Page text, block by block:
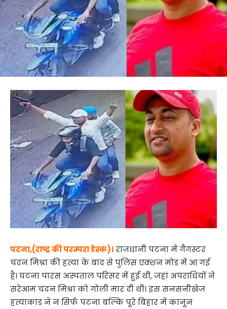
पटना,(राष्ट्र की परम्परा डेस्क)।राजधानी पटना में गैंगस्टर
चंदन मिश्रा की हत्या के बाद से पुलिस एक्शन मोड में आ गई
है। घटना पारस अस्पताल परिसर में हुई थी, जहां अपराधियों ने
सरेआम चंदन मिश्रा को गोली मार दी थी। इस सनसनीखेज
हत्याकांड ने न सिर्फ पटना बल्कि पूरे बिहार में कानून